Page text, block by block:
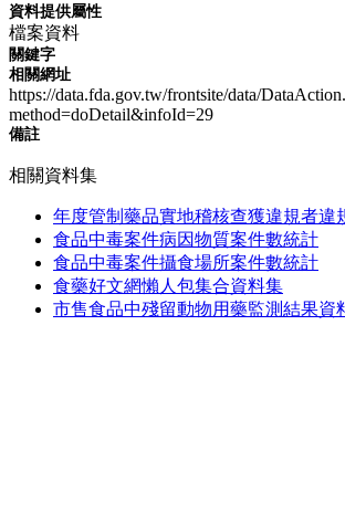
資料提供屬性
檔案資料
關鍵字
相關網址
https://data.fda.gov.tw/frontsite/data/
method=doDetail&infoId=29
備註
相關資料集
年度管制藥品實地稽核查獲違規者違
食品中毒案件病因物質案件數統計
食品中毒案件攝食場所案件數統計
食藥好文網懶人包集合資料集
市售食品中殘留動物用藥監測結果資